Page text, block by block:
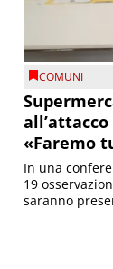
COMUNI
«Faremo
In una
19
saranno